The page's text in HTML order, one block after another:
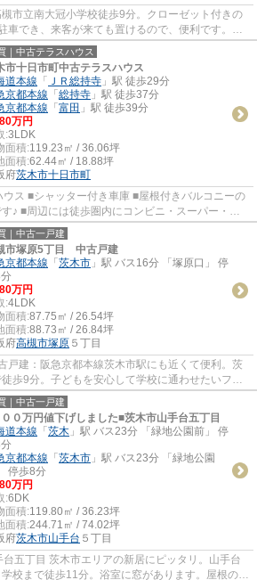
市立南大冠小学校徒歩9分。クローゼット付きの
車でき、来客が来ても置けるので、便利です。建
すので、ご検討くださ...
｜中古テラスハウス
市十日市町中古テラスハウス
道本線 「 ＪＲ総持寺 」駅 徒歩29分
京都本線 「 総持寺 」駅 徒歩37分
京都本線 「 富田 」駅 徒歩39分
万円
:3LDK
面積:119.23㎡ / 36.06坪
面積:62.44㎡ / 18.88坪
府茨木市十日市町
ス ■シャッター付き車庫 ■屋根付きバルコニーの
♪ ■周辺には徒歩圏内にコンビニ・スーパー・ホ
設が充実しています！
｜中古一戸建
市塚原5丁目 中古戸建
京都本線 「 茨木市 」駅 バス16分 「塚原口」 停
万円
:4LDK
面積:87.75㎡ / 26.54坪
面積:88.73㎡ / 26.84坪
府高槻市塚原 ５丁目
建：阪急京都本線茨木市駅にも近くて便利。茨
歩9分。子どもを安心して学校に通わせたいファ
全居室6帖以上の物件...
｜中古一戸建
０万円値下げしました■茨木市山手台五丁目
道本線 「 茨木 」駅 バス23分 「緑地公園前」 停
京都本線 「 茨木市 」駅 バス23分 「緑地公園
停歩8分
万円
:6DK
面積:119.80㎡ / 36.23坪
面積:244.71㎡ / 74.02坪
府茨木市山手台 ５丁目
五丁目 茨木市エリアの新居にピッタリ。山手台
校まで徒歩11分。浴室に窓があります。屋根の一